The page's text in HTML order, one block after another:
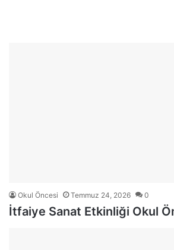
Okul Öncesi Temmuz 24, 2026 0
İtfaiye Sanat Etkinliği Okul